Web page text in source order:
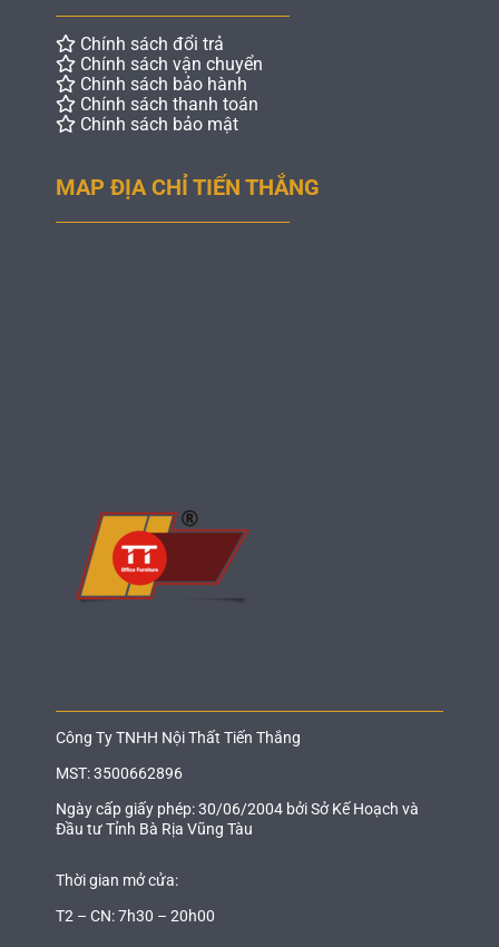
Chính sách đổi trả
Chính sách vận chuyển
Chính sách bảo hành
Chính sách thanh toán
Chính sách bảo mật
MAP ĐỊA CHỈ TIẾN THẮNG
Công Ty TNHH Nội Thất Tiến Thắng
MST: 3500662896
Ngày cấp giấy phép: 30/06/2004 bởi Sở Kế Hoạch và
Đầu tư Tỉnh Bà Rịa Vũng Tàu
Thời gian mở cửa:
T2 – CN: 7h30 – 20h00